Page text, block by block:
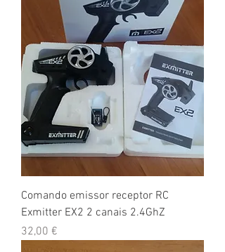
Comando emissor receptor RC
Exmitter EX2 2 canais 2.4GhZ
Preço
32,00 €